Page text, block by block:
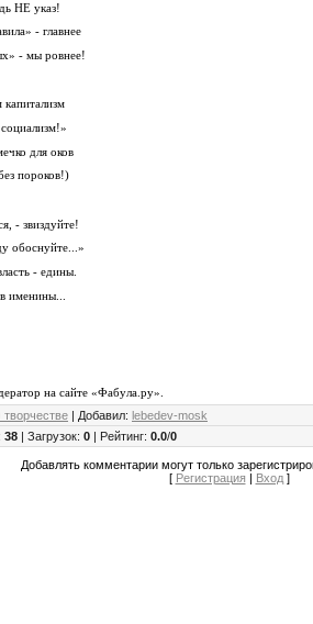
НЕ указ!
- главнее
- мы ровнее!
капитализм
для оков
пороков!)
- звиздуйте!
обоснуйте...»
- едины.
именины...
на сайте «Фабула.ру».
Добавил: lebedev-mosk
38 Загрузок: 0 Рейтинг: 0.0/0
Добавлять комментарии могут только
[ Регистрация Вход]